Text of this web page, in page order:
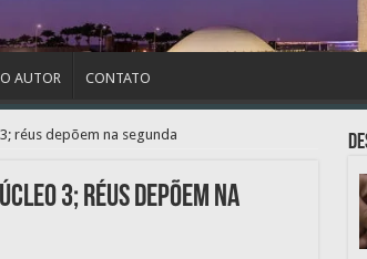
AUTOR CONTATO
réus depõem na segunda
3; réus depõem na